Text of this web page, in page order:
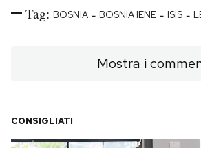
Tag: BOSNIA - BOSNIA IENE - ISIS -
Mostra i
CONSIGLIATI